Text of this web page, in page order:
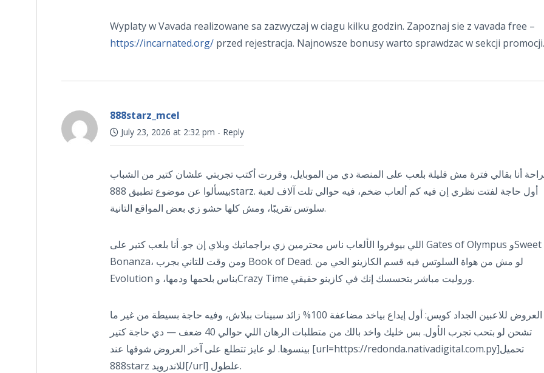
Wyplaty w Vavada realizowane sa zazwyczaj w ciagu kilku godzin. Zapoznaj sie z vavada free –
https://incarnated.org/ przed rejestracja. Najnowsze bonusy warto sprawdzac w sekcji promocji.
888starz_mcel
July 23, 2026 at 2:32 pm - Reply
أنا بقالي فترة مش قليلة بلعب على المنصة دي من الموبايل، وقررت أكتب تجربتي علشان كتير من الشباب
بيسألوا عن موضوع تطبيق 888starz. أول حاجة لفتت نظري إن فيه كم ألعاب ضخم، فيه حوالي تلت آلاف لعبة
سلوتس تقريبًا، ومش كلها حشو زي بعض المواقع التانية.
اللي بيوفروا الألعاب ناس محترمين زي براجماتيك وبلاي إن جو. أنا بلعب كتير على Gates of Olympus وSweet
Bonanza، ومن وقت للتاني بجرب Book of Dead. لو مش من هواة السلوتس فيه قسم الكازينو الحي من
Evolution بناس بلحمها ودمها، وCrazy Time وروليت مباشر بتحسسك إنك في كازينو حقيقي.
العروض للاعبين الجداد كويس: أول إيداع بياخد مضاعفة 100% زائد سبينات ببلاش، وفيه حاجة بسيطة من غير ما
تشحن لو بتحب تجرب الأول. بس خليك واخد بالك من متطلبات الرهان اللي حوالي 40 ضعف — دي حاجة كتير
بينسوها. لو عايز تتطلع على آخر العروض شوفها عند [url=https://redonda.nativadigital.com.py]تحميل
888starz للاندرويد[/url] علطول.